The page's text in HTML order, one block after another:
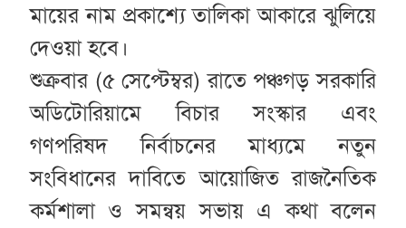
মায়ের নাম প্রকাশ্যে তালিকা আকারে ঝুলিয়ে
দেওয়া হবে।
শুক্রবার (৫ সেপ্টেম্বর) রাতে পঞ্চগড় সরকারি
অডিটোরিয়ামে বিচার সংস্কার এবং
গণপরিষদ নির্বাচনের মাধ্যমে নতুন
সংবিধানের দাবিতে আয়োজিত রাজনৈতিক
কর্মশালা ও সমন্বয় সভায় এ কথা বলেন